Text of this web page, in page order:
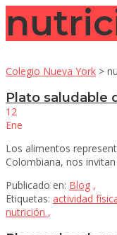
Colegio Nueva York >
Plato saludable
12
Ene
Los alimentos
Colombiana, nos
Publicado en: Blog ,
Etiquetas: actividad
nutrición ,